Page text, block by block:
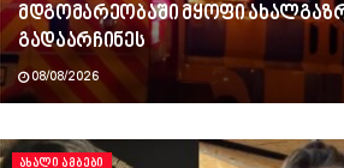
მდგომარეობაში მყოფი
გადაარჩინეს
08/08/2026
ᲐᲮᲐᲚᲘ ᲐᲛᲑᲔᲑᲘ